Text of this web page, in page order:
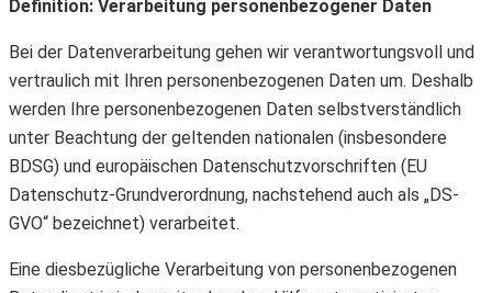
Definition: Verarbeitung personenbezogener Daten
Bei der Datenverarbeitung gehen wir verantwortungsvoll und
vertraulich mit Ihren personenbezogenen Daten um. Deshalb
werden Ihre personenbezogenen Daten selbstverständlich
unter Beachtung der geltenden nationalen (insbesondere
BDSG) und europäischen Datenschutzvorschriften (EU
Datenschutz-Grundverordnung, nachstehend auch als „DS-
GVO“ bezeichnet) verarbeitet.
Eine diesbezügliche Verarbeitung von personenbezogenen